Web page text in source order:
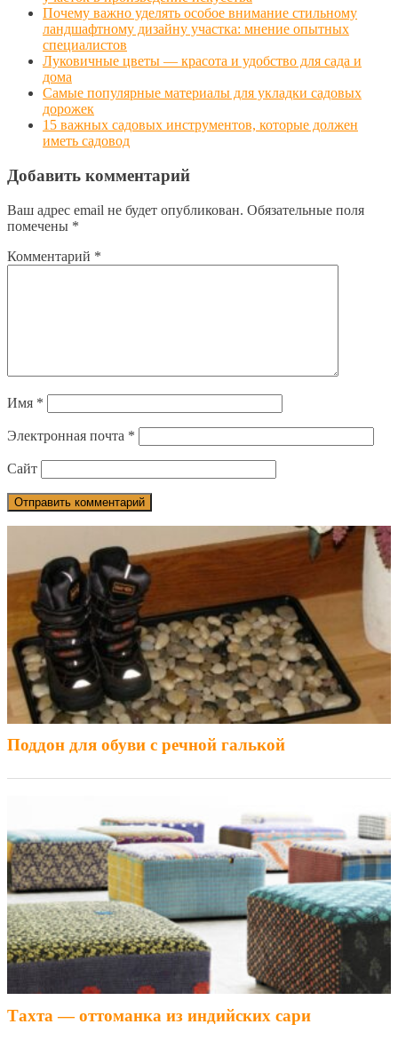
Почему важно уделять особое внимание стильному
ландшафтному дизайну участка: мнение опытных
специалистов
Луковичные цветы — красота и удобство для сада и
дома
Самые популярные материалы для укладки садовых
дорожек
15 важных садовых инструментов, которые должен
иметь садовод
Добавить комментарий
Ваш адрес email не будет опубликован. Обязательные поля
помечены *
Комментарий *
Имя *
Электронная почта *
Сайт
Поддон для обуви с речной галькой
Тахта — оттоманка из индийских сари